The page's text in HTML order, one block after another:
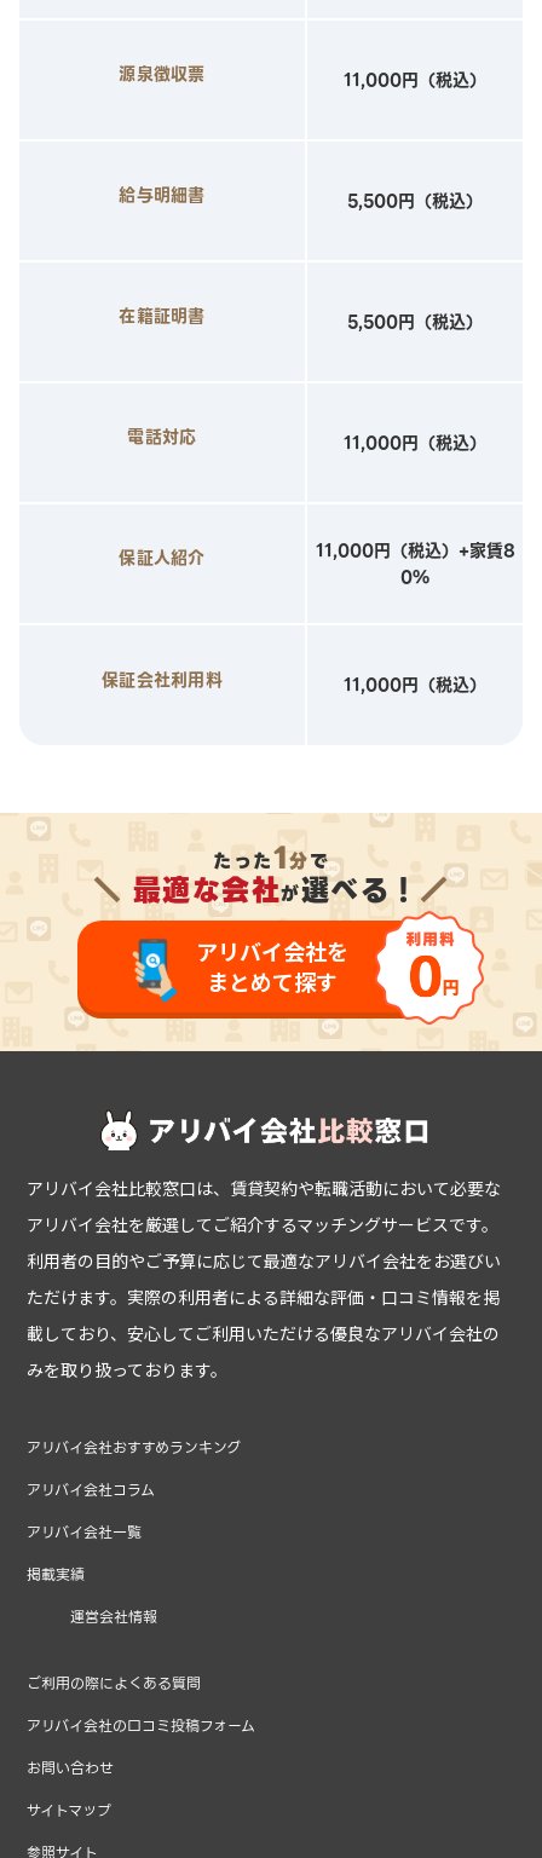
源泉徴収票 11,000円（税込）
給与明細書 5,500円（税込）
在籍証明書 5,500円（税込）
電話対応 11,000円（税込）
保証人紹介
11,000円（税込）+家賃8
0%
保証会社利用料 11,000円（税込）
たった1分で
＼ 最適な会社が選べる！ ／
アリバイ会社を
まとめて探す
アリバイ会社比較窓口は、賃貸契約や転職活動において必要な
アリバイ会社を厳選してご紹介するマッチングサービスです。
利用者の目的やご予算に応じて最適なアリバイ会社をお選びい
ただけます。実際の利用者による詳細な評価・口コミ情報を掲
載しており、安心してご利用いただける優良なアリバイ会社の
みを取り扱っております。
アリバイ会社おすすめランキング
アリバイ会社コラム
アリバイ会社一覧
掲載実績
運営会社情報
ご利用の際によくある質問
アリバイ会社の口コミ投稿フォーム
お問い合わせ
サイトマップ
参照サイト